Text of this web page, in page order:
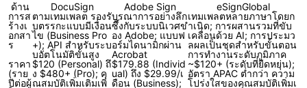
ด้าน DocuSign Adobe Sign
eSignGlobal
การส
ร้างเ
อกสา
ร
ตามเทมเพลต รองรั
บตรรกะแบบมีเงื่อน
ไข (Business Pro
+); API สำหรับระบ
บอัตโนมัติขั้นสูง
บูรณาการอย่างลึก
ซึ้งกับระบบนิเวศข
อง Adobe; แบบฟ
อร์มไดนามิกผ่าน
Acrobat
เทมเพลตหลายภาษาโดยก
ำเนิด; การผสานรวมที่ขับ
เคลื่อนด้วย AI; การประมว
ลผลเป็นชุดสำหรับขั้นตอน
การทำงานระดับภูมิภาค
ราคา
(ราย
ปีต่อผู้
$120 (Personal) ถึ
ง $480+ (Pro); คุ
ณสมบัติเพิ่มเติมเพิ่
$179.88 (Individ
ual) ถึง $29.99/เ
ดือน (Business);
~$120+ (ระดับที่ยืดหยุ่น);
อัตรา APAC ต่ำกว่า ความ
โปร่งใสของคุณสมบัติเพิ่มเ